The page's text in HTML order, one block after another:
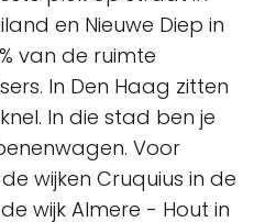
en Nieuwe Diep in
van de ruimte
In Den Haag zitten
In die stad ben je
Voor
wijken Cruquius in de
wijk Almere - Hout in